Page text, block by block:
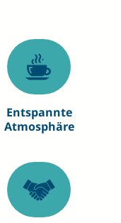
Entspannte
Atmosphäre